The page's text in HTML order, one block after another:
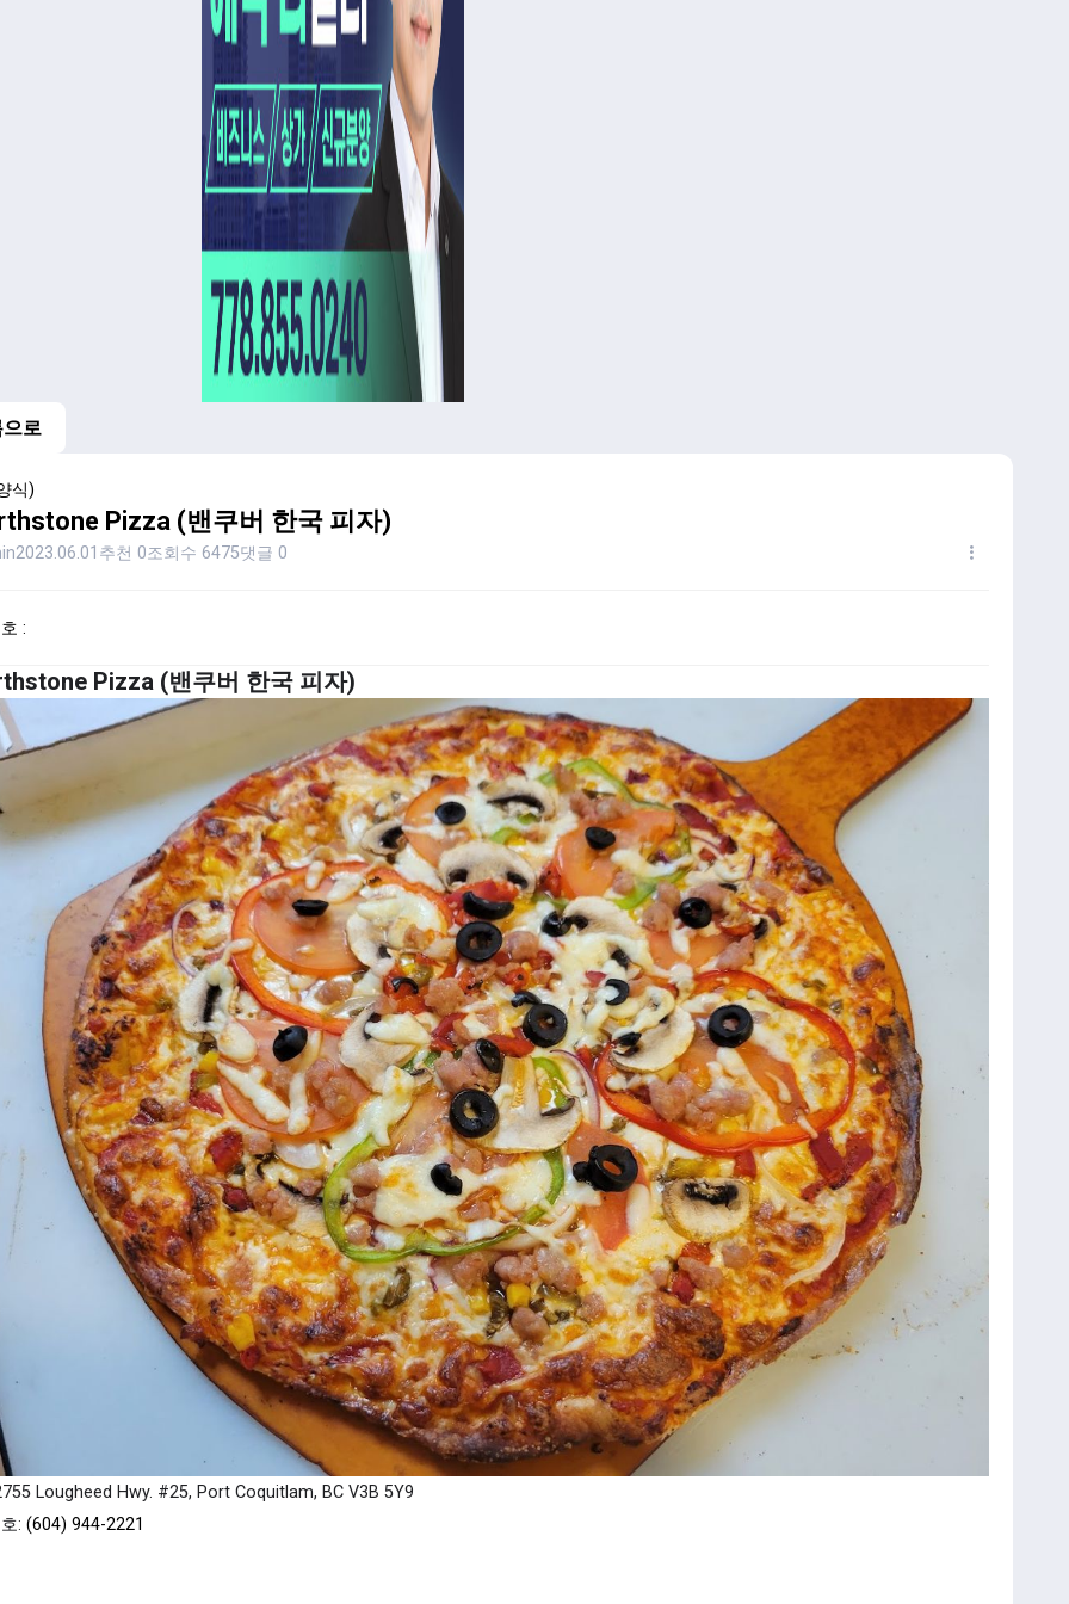
으로
식)
Pizza (밴쿠버 한국 피자)
2023.06.01 추천 0조회수 6475댓글 0
:
Pizza (밴쿠버 한국 피자)
Lougheed Hwy. #25, Port Coquitlam, BC V3B 5Y9
: (604) 944-2221